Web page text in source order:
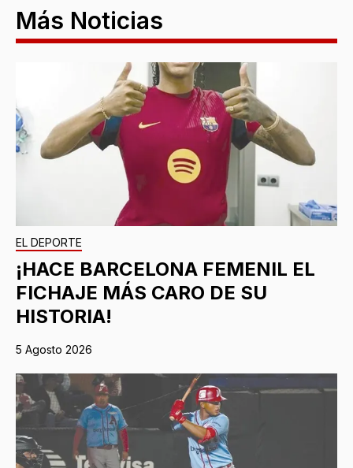
Más Noticias
EL DEPORTE
¡HACE BARCELONA FEMENIL EL
FICHAJE MÁS CARO DE SU
HISTORIA!
5 Agosto 2026